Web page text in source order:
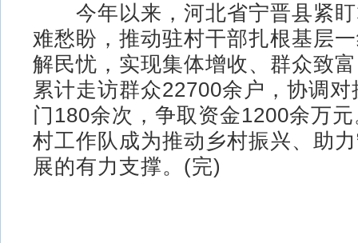
今年以来，河北省宁晋县紧盯
难愁盼，推动驻村干部扎根基层
解民忧，实现集体增收、群众致
累计走访群众22700余户，协调
门180余次，争取资金1200余万
村工作队成为推动乡村振兴、助
展的有力支撑。(完)